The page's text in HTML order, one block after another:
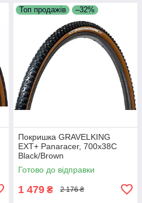
Топ продажів –32%
Покришка GRAVELKING
EXT+ Panaracer, 700x38C
Black/Brown
Готово до відправки
1 479 ₴ 2 176 ₴